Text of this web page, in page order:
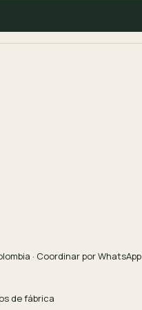
· Coordinar por WhatsApp
de fábrica